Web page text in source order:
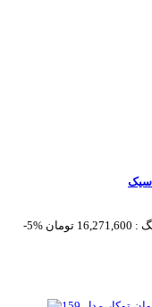
-5%
: 16,271,600 تومان